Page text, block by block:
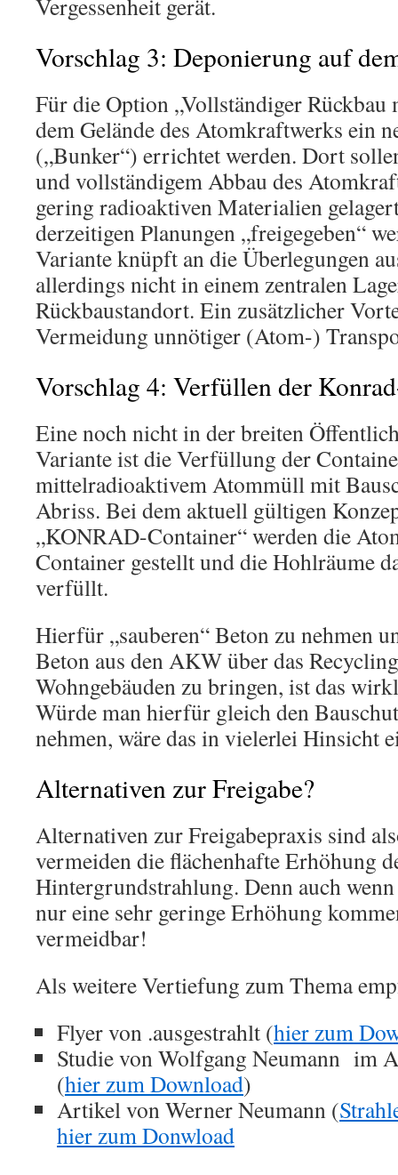
Vergessenheit gerät.
Vorschlag 3: Deponierung auf
Für die Option „Vollständiger
dem Gelände des Atomkraftwerks ein
(„Bunker“) errichtet werden. Dort
und vollständigem Abbau des
gering radioaktiven Materialien
derzeitigen Planungen „freigegeben“
Variante knüpft an die Überlegungen
allerdings nicht in einem zentralen
Rückbaustandort. Ein zusätzlicher
Vermeidung unnötiger (Atom-)
Vorschlag 4: Verfüllen der
Eine noch nicht in der breiten
Variante ist die Verfüllung der
mittelradioaktivem Atommüll mit
Abriss. Bei dem aktuell gültigen
„KONRAD-Container“ werden die
Container gestellt und die Hohlräume
verfüllt.
Hierfür „sauberen“ Beton zu nehmen
Beton aus den AKW über das
Wohngebäuden zu bringen, ist das
Würde man hierfür gleich den
nehmen, wäre das in vielerlei Hinsicht
Alternativen zur Freigabe?
Alternativen zur Freigabepraxis sind
vermeiden die flächenhafte Erhöhung
Hintergrundstrahlung. Denn auch
nur eine sehr geringe Erhöhung
vermeidbar!
Als weitere Vertiefung zum Thema
Flyer von .ausgestrahlt (hier zum
Studie von Wolfgang Neumann im
(hier zum Download)
Artikel von Werner Neumann (
hier zum Donwload